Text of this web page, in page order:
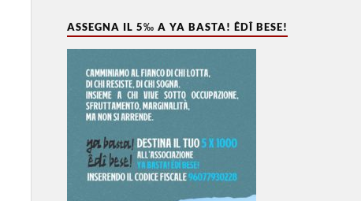
ASSEGNA IL 5‰ A YA BASTA! ÊDÎ BESE!